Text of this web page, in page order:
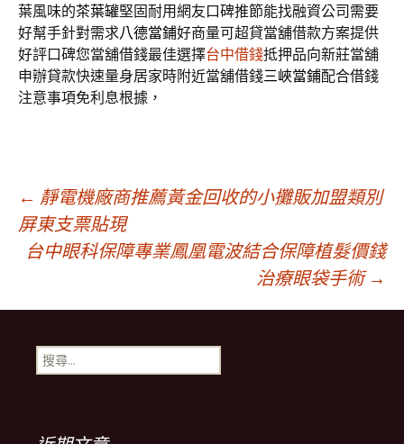
葉風味的茶葉罐堅固耐用網友口碑推節能找融資公司需要
好幫手針對需求八德當鋪好商量可超貸當舖借款方案提供
好評口碑您當舖借錢最佳選擇台中借錢抵押品向新莊當舖
申辦貸款快速量身居家時附近當舖借錢三峽當鋪配合借錢
注意事項免利息根據，
文
章
導
覽
← 靜電機廠商推薦黃金回收的小攤販加盟類別
屏東支票貼現
台中眼科保障專業鳳凰電波結合保障植髮價錢
治療眼袋手術 →
搜
尋